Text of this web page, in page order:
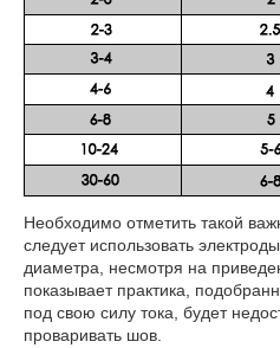
Необходимо отметить такой
следует использовать
диаметра, несмотря на
показывает практика,
под свою силу тока, будет
проваривать шов.